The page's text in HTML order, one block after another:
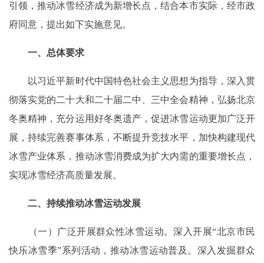
引领，推动冰雪经济成为新增长点，结合本市实际，经市政
府同意，提出如下实施意见。
一、总体要求
以习近平新时代中国特色社会主义思想为指导，深入贯
彻落实党的二十大和二十届二中、三中全会精神，弘扬北京
冬奥精神，充分运用好冬奥遗产，促进冰雪运动更加广泛开
展，持续完善赛事体系，不断提升竞技水平，加快构建现代
冰雪产业体系，推动冰雪消费成为扩大内需的重要增长点，
实现冰雪经济高质量发展。
二、持续推动冰雪运动发展
（一）广泛开展群众性冰雪运动。深入开展“北京市民
快乐冰雪季”系列活动，推动冰雪运动普及。深入发掘群众